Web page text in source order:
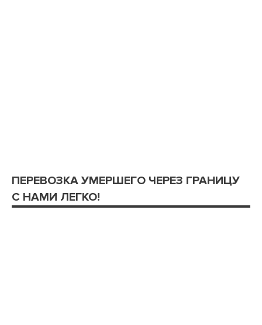
ПЕРЕВОЗКА УМЕРШЕГО ЧЕРЕЗ ГРАНИЦУ
С НАМИ ЛЕГКО!